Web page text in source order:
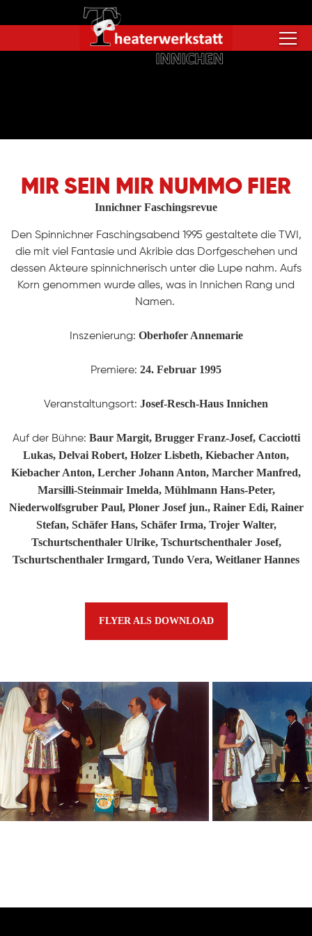
STARTSEITE
PRODUKTIONEN
ÜBER UNS
Mitwirkende
MIR SEIN MIR NUMMO FIER
Innichner Faschingsrevue
Den Spinnichner Faschingsabend 1995 gestaltete die TWI,
die mit viel Fantasie und Akribie das Dorfgeschehen und
dessen Akteure spinnichnerisch unter die Lupe nahm. Aufs
Korn genommen wurde alles, was in Innichen Rang und
Namen.
Inszenierung: Oberhofer Annemarie
Premiere: 24. Februar 1995
Veranstaltungsort: Josef-Resch-Haus Innichen
Auf der Bühne: Baur Margit, Brugger Franz-Josef, Cacciotti
Lukas, Delvai Robert, Holzer Lisbeth, Kiebacher Anton,
Kiebacher Anton, Lercher Johann Anton, Marcher Manfred,
Marsilli-Steinmair Imelda, Mühlmann Hans-Peter,
Niederwolfsgruber Paul, Ploner Josef jun., Rainer Edi, Rainer
Stefan, Schäfer Hans, Schäfer Irma, Trojer Walter,
Tschurtschenthaler Ulrike, Tschurtschenthaler Josef,
Tschurtschenthaler Irmgard, Tundo Vera, Weitlaner Hannes
FLYER ALS DOWNLOAD